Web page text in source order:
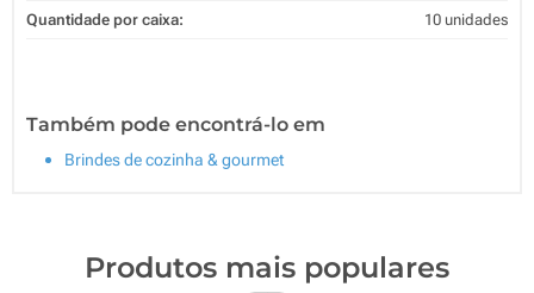
Quantidade por caixa: 10 unidades
Também pode encontrá-lo em
Brindes de cozinha & gourmet
Produtos mais populares